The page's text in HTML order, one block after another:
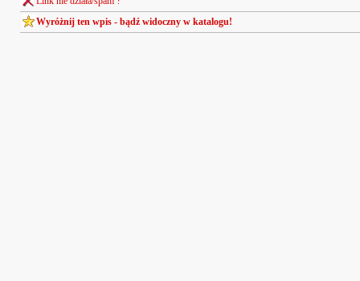
Wyróżnij ten wpis - bądź widoczny w katalogu!